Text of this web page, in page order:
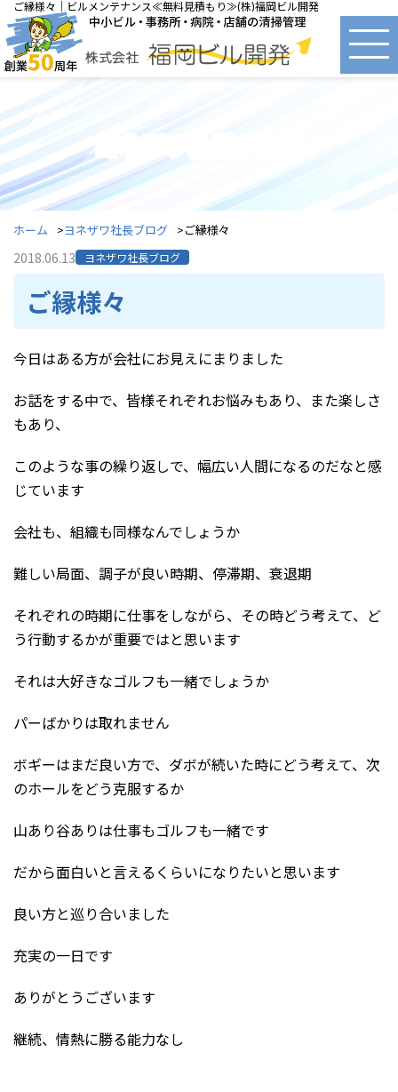
ご縁様々｜ビルメンテナンス≪無料見積もり≫(株)福岡ビル開発
ヨネザワ社長ブログ
ホーム ヨネザワ社長ブログ ご縁様々
2018.06.13 ヨネザワ社長ブログ
ご縁様々
今日はある方が会社にお見えにまりました
お話をする中で、皆様それぞれお悩みもあり、また楽しさ
もあり、
このような事の繰り返しで、幅広い人間になるのだなと感
じています
会社も、組織も同様なんでしょうか
難しい局面、調子が良い時期、停滞期、衰退期
それぞれの時期に仕事をしながら、その時どう考えて、ど
う行動するかが重要ではと思います
それは大好きなゴルフも一緒でしょうか
パーばかりは取れません
ボギーはまだ良い方で、ダボが続いた時にどう考えて、次
のホールをどう克服するか
山あり谷ありは仕事もゴルフも一緒です
だから面白いと言えるくらいになりたいと思います
良い方と巡り合いました
充実の一日です
ありがとうございます
継続、情熱に勝る能力なし